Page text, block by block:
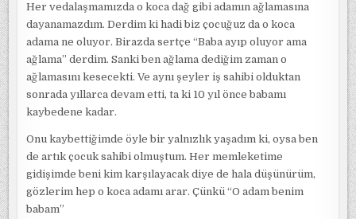
Her vedalaşmamızda o koca dağ gibi adamın ağlamasına
dayanamazdım. Derdim ki hadi biz çocuğuz da o koca
adama ne oluyor. Birazda sertçe “Baba ayıp oluyor ama
ağlama” derdim. Sanki ben ağlama dediğim zaman o
ağlamasını kesecekti. Ve aynı şeyler iş sahibi olduktan
sonrada yıllarca devam etti, ta ki 10 yıl önce babamı
kaybedene kadar.
Onu kaybettiğimde öyle bir yalnızlık yaşadım ki, oysa ben
de artık çocuk sahibi olmuştum. Her memleketime
gidişimde beni kim karşılayacak diye de hala düşünürüm,
gözlerim hep o koca adamı arar. Çünkü “O adam benim
babam”